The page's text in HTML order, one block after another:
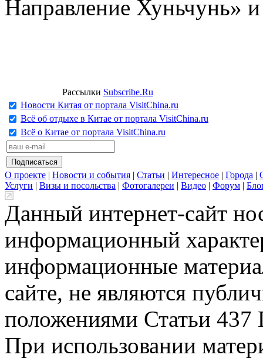
Направление Хуньчунь»
Рассылки Subscribe.Ru
Новости Китая от портала VisitChina.ru
Всё об отдыхе в Китае от портала VisitChina.ru
Всё о Китае от портала VisitChina.ru
О проекте | Новости и события | Статьи | Интересное | Города |
Услуги | Визы и посольства | Фотогалереи | Видео | Форум |
Данный интернет-сайт
информационный
информационные
сайте, не являются
положениями Статьи 437
При использовании